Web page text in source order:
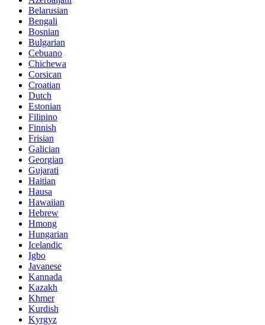
Belarusian
Bengali
Bosnian
Bulgarian
Cebuano
Chichewa
Corsican
Croatian
Dutch
Estonian
Filipino
Finnish
Frisian
Galician
Georgian
Gujarati
Haitian
Hausa
Hawaiian
Hebrew
Hmong
Hungarian
Icelandic
Igbo
Javanese
Kannada
Kazakh
Khmer
Kurdish
Kyrgyz